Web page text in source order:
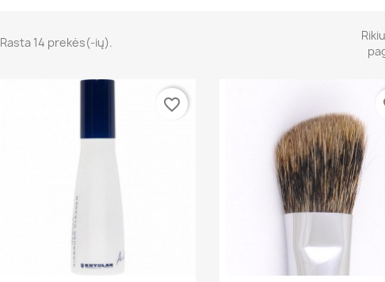
Rasta 14 prekės(-ių).
favorite_border